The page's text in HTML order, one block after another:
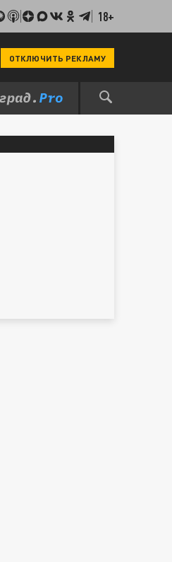
18+
ОТКЛЮЧИТЬ РЕКЛАМУ